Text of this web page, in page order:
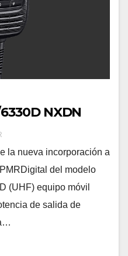
NXDN
la nueva incorporación a
del modelo
(UHF) equipo móvil
de salida de